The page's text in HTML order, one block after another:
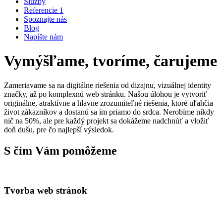
Referencie 1
Spoznajte nás
Blog
Napíšte nám
Vymýšľame, tvoríme, čarujeme
Zameriavame sa na digitálne riešenia od dizajnu, vizuálnej identity
značky, až po komplexnú web stránku. Našou úlohou je vytvoriť
originálne, atraktívne a hlavne zrozumiteľné riešenia, ktoré uľahčia
život zákazníkov a dostanú sa im priamo do srdca. Nerobíme nikdy
nič na 50%, ale pre každý projekt sa dokážeme nadchnúť a vložiť
doň dušu, pre čo najlepší výsledok.
S čím Vám pomôžeme
Tvorba web stránok